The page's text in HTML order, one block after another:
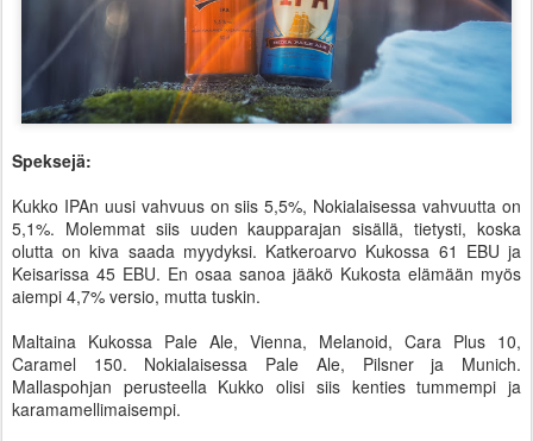
Speksejä:
Kukko IPAn uusi vahvuus on siis 5,5%, Nokialaisessa vahvuutta on
5,1%. Molemmat siis uuden kaupparajan sisällä, tietysti, koska
olutta on kiva saada myydyksi. Katkeroarvo Kukossa 61 EBU ja
Keisarissa 45 EBU. En osaa sanoa jääkö Kukosta elämään myös
aiempi 4,7% versio, mutta tuskin.
Maltaina Kukossa Pale Ale, Vienna, Melanoid, Cara Plus 10,
Caramel 150. Nokialaisessa Pale Ale, Pilsner ja Munich.
Mallaspohjan perusteella Kukko olisi siis kenties tummempi ja
karamamellimaisempi.